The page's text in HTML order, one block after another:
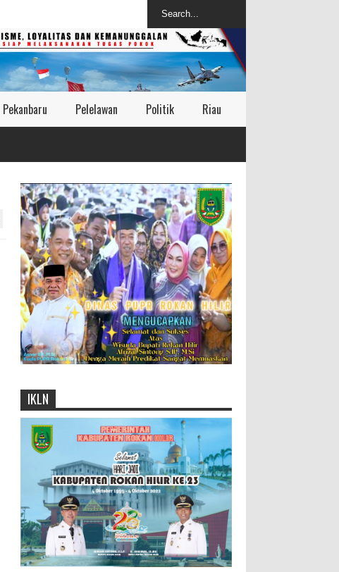
Pekanbaru Pelelawan Politik Riau
IKLN